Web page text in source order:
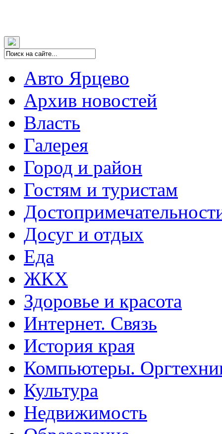
Авто Ярцево
Архив новостей
Власть
Галерея
Город и район
Гостям и туристам
Досуг и отдых
Еда
ЖКХ
Здоровье и красота
Интернет. Связь
История края
Компьютеры.
Культура
Недвижимость